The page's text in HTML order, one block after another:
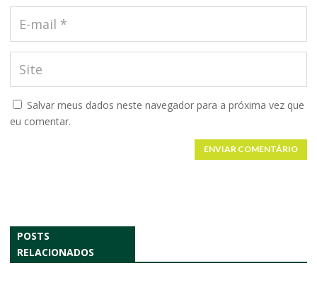
Salvar meus dados neste navegador para a próxima vez que
eu comentar.
ENVIAR COMENTÁRIO
POSTS
RELACIONADOS